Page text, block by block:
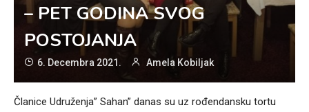
– PET GODINA SVOG
POSTOJANJA
6. Decembra 2021. Amela Kobiljak
Članice Udruženja” Sahan” danas su uz rođendansku tortu